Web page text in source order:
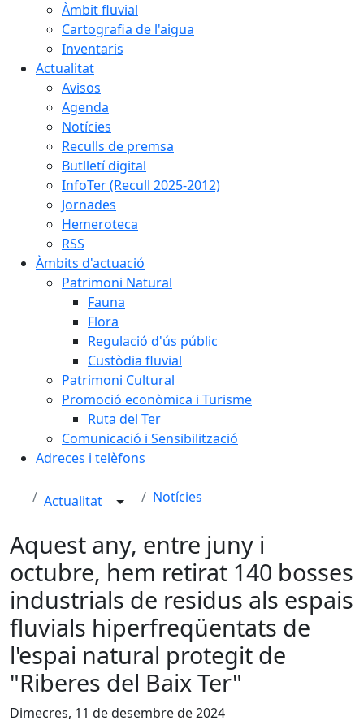
Àmbit fluvial
Cartografia de l'aigua
Inventaris
Actualitat
Avisos
Agenda
Notícies
Reculls de premsa
Butlletí digital
InfoTer (Recull 2025-2012)
Jornades
Hemeroteca
RSS
Àmbits d'actuació
Patrimoni Natural
Fauna
Flora
Regulació d'ús públic
Custòdia fluvial
Patrimoni Cultural
Promoció econòmica i Turisme
Ruta del Ter
Comunicació i Sensibilització
Adreces i telèfons
Actualitat Notícies
Aquest any, entre juny i
octubre, hem retirat 140 bosses
industrials de residus als espais
fluvials hiperfreqüentats de
l'espai natural protegit de
"Riberes del Baix Ter"
Dimecres, 11 de desembre de 2024